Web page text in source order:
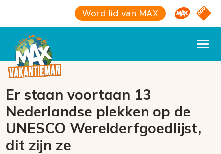
Word lid van MAX Omroep
NPO
Er staan voortaan 13
Nederlandse plekken op de
UNESCO Werelderfgoedlijst,
dit zijn ze